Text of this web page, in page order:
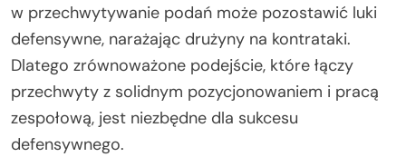
w przechwytywanie podań może pozostawić luki
defensywne, narażając drużyny na kontrataki.
Dlatego zrównoważone podejście, które łączy
przechwyty z solidnym pozycjonowaniem i pracą
zespołową, jest niezbędne dla sukcesu
defensywnego.